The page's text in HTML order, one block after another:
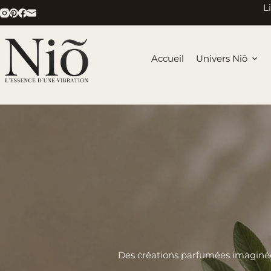
Passer
au
contenu
Accueil Univers Niõ
Des créations parfumées